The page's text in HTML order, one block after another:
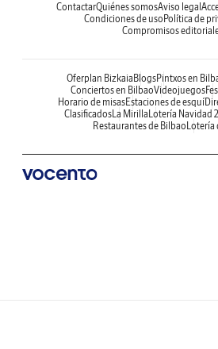
ContactarQuiénes somosAviso legal
Condiciones de uso Política de
Compromisos
Oferplan Bizkaia BlogsPintxos en
Conciertos en BilbaoVideojuegos
Horario de misasEstaciones de esquí
ClasificadosLa Mirilla Lotería Navidad
Restaurantes de Bilbao Lotería